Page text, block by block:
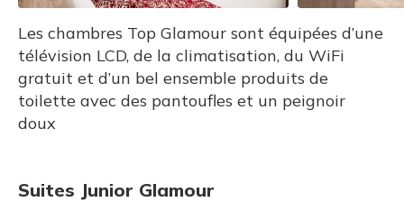
Les chambres Top Glamour sont équipées d’une
télévision LCD, de la climatisation, du WiFi
gratuit et d’un bel ensemble produits de
toilette avec des pantoufles et un peignoir
doux
Suites Junior Glamour